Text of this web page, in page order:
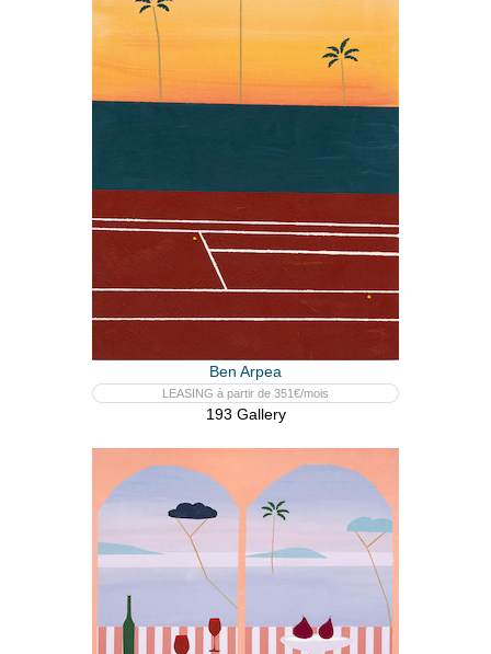
Ben Arpea
LEASING à partir de 351€/mois
193 Gallery